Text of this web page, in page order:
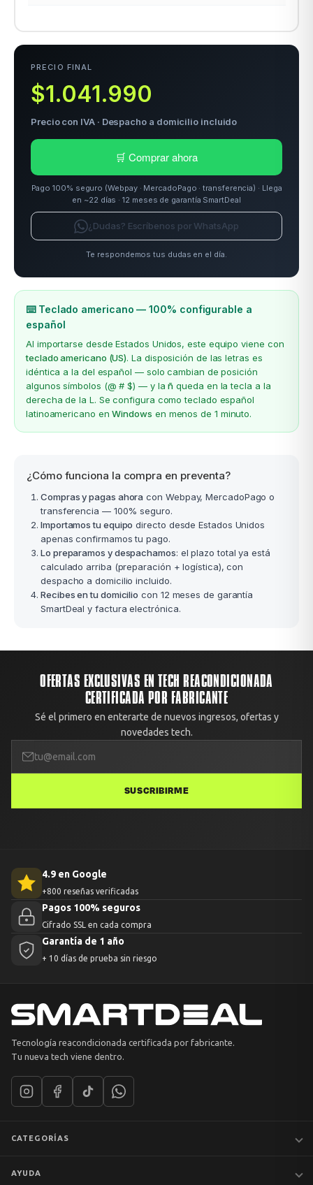
PRECIO FINAL
$1.041.990
Precio con IVA · Despacho a domicilio incluido
🛒 Comprar ahora
Pago 100% seguro (Webpay · MercadoPago · transferencia) · Llega
en ~22 días · 12 meses de garantía SmartDeal
¿Dudas? Escríbenos por WhatsApp
Te respondemos tus dudas en el día.
⌨️ Teclado americano — 100% configurable a
español
Al importarse desde Estados Unidos, este equipo viene con
teclado americano (US). La disposición de las letras es
idéntica a la del español — solo cambian de posición
algunos símbolos (@ # $) — y lañ queda en la tecla a la
derecha de la L. Se configura como teclado español
latinoamericano enWindows en menos de 1 minuto.
¿Cómo funciona la compra en preventa?
Compras y pagas ahora con Webpay, MercadoPago o
transferencia — 100% seguro.
Importamos tu equipo directo desde Estados Unidos
apenas confirmamos tu pago.
Lo preparamos y despachamos: el plazo total ya está
calculado arriba (preparación + logística), con
despacho a domicilio incluido.
Recibes en tu domicilio con 12 meses de garantía
SmartDeal y factura electrónica.
OFERTAS EXCLUSIVAS EN TECH REACONDICIONADA
CERTIFICADA POR FABRICANTE
Sé el primero en enterarte de nuevos ingresos, ofertas y
novedades tech.
SUSCRIBIRME
4.9 en Google
+800 reseñas verificadas
Pagos 100% seguros
Cifrado SSL en cada compra
Garantía de 1 año
+ 10 días de prueba sin riesgo
Tecnología reacondicionada certificada por fabricante.
Tu nueva tech viene dentro.
CATEGORÍAS
AYUDA